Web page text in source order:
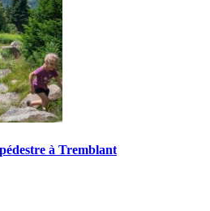
à Tremblant